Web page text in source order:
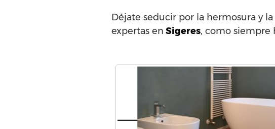
Déjate seducir por la hermosura y
expertas en Sigeres, como siempre